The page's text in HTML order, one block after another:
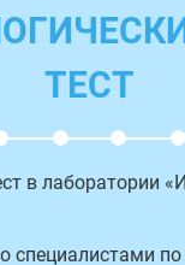
ТЕСТ
в лаборатории
специалистами по